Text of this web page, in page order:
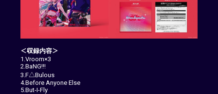
＜収録内容＞
1.Vroom×3
2.BaNG!!!
3.F△Bulous
4.Before Anyone Else
5.But-I-Fly